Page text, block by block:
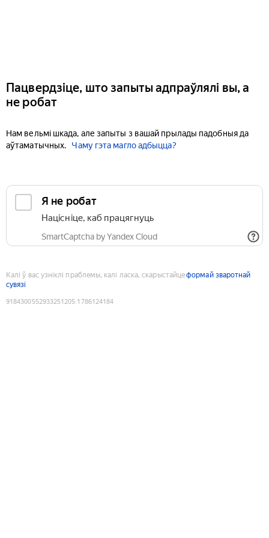
Пацвердзіце, што запыты адпраўлялі вы, а
не робат
Нам вельмі шкада, але запыты з вашай прылады падобныя да
аўтаматычных.
Чаму гэта магло адбыцца?
Я не робат
Націсніце, каб працягнуць
SmartCaptcha by Yandex Cloud
Калі ў вас узніклі праблемы, калі ласка, скарыстайцеформай зваротнай
сувязі
9184300552933251205:1786124184